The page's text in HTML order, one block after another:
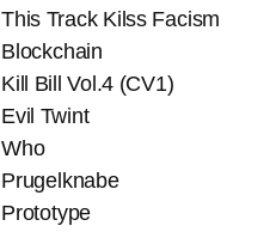
This Track Kilss Facism
Blockchain
Kill Bill Vol.4 (CV1)
Evil Twint
Who
Prugelknabe
Prototype